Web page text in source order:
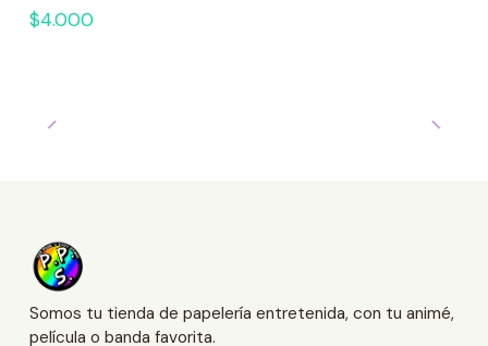
$4.000
Somos tu tienda de papelería entretenida, con tu animé,
película o banda favorita.